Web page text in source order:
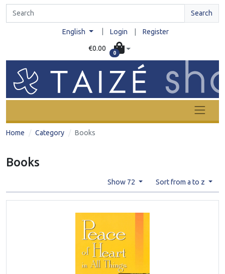
Search
English Login Register
€0.00
0
Home Category Books
Books
Show 72 Sort from a to z